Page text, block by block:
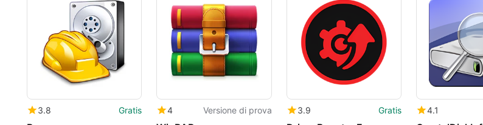
3.8 Gratis 4 Versione di prova 3.9 Gratis 4.1